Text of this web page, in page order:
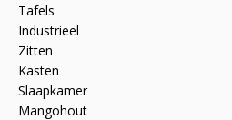
Tafels
Industrieel
Zitten
Kasten
Slaapkamer
Mangohout